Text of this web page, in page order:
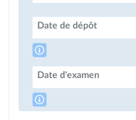
Date de dépôt
Date d'examen